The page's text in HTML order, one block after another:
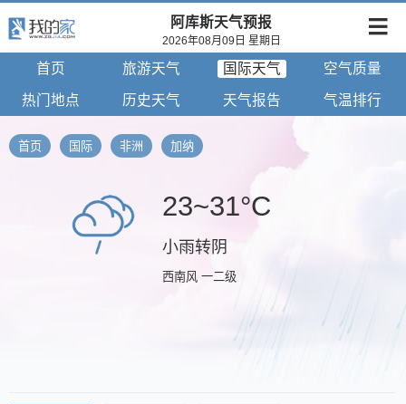
阿库斯天气预报
2026年08月09日 星期日
首页 旅游天气 国际天气 空气质量
热门地点 历史天气 天气报告 气温排行
首页 国际 非洲 加纳
23~31°C
小雨转阴
西南风 一二级